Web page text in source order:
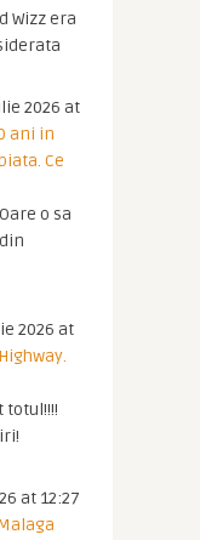
Wizz era
2026 at
ani in
Ce
o sa
2026 at
at 12:27